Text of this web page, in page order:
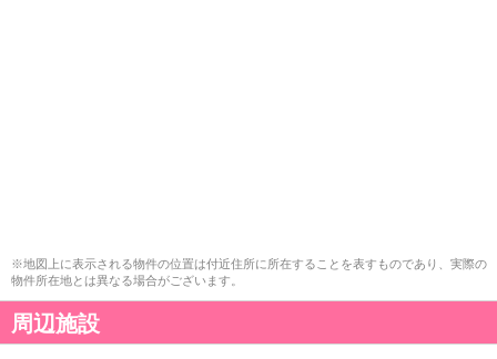
※地図上に表示される物件の位置は付近住所に所在することを表すものであり、実際の
物件所在地とは異なる場合がございます。
周辺施設